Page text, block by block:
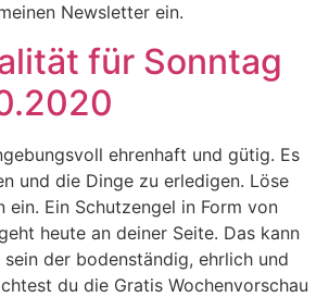
Newsletter ein.
für Sonntag
ehrenhaft und gütig. Es
und die Dinge zu erledigen. Löse
ein. Ein Schutzengel in Form von
heute an deiner Seite. Das kann
der bodenständig, ehrlich und
du die Gratis Wochenvorschau